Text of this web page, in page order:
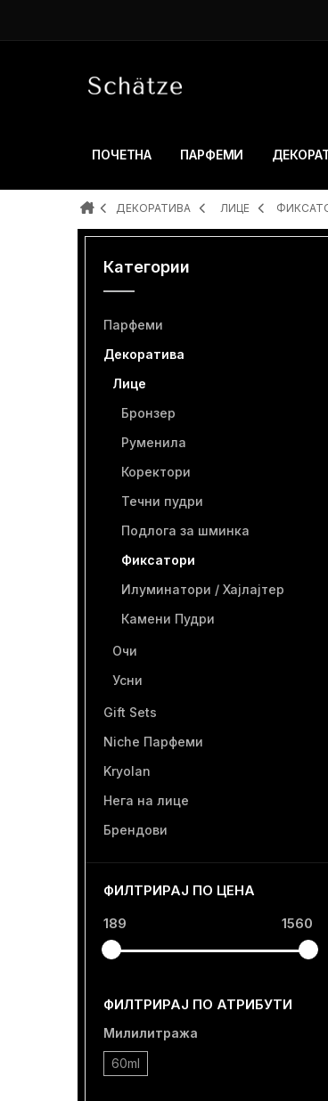
ПОЧЕТНА ПАРФЕМИ
ДЕКОРАТИВА ЛИЦЕ
Категории
Парфеми
Декоратива
Лице
Бронзер
Руменила
Коректори
Течни пудри
Подлога за шминка
Фиксатори
Илуминатори / Хајлајтер
Камени Пудри
Очи
Усни
Gift Sets
Niche Парфеми
Kryolan
Нега на лице
Брендови
ФИЛТРИРАЈ ПО ЦЕНА
189
1560
ФИЛТРИРАЈ ПО АТРИБУТИ
Милилитража
60ml